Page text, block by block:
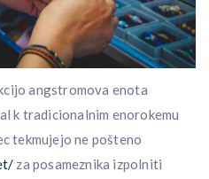
angstromova enota
k tradicionalnim enorokemu
tekmujejo ne pošteno
za posameznika izpolniti